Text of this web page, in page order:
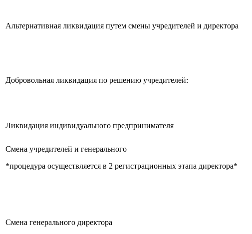
Альтернативная ликвидация путем смены учредителей и директора
Добровольная ликвидация по решению учредителей:
Ликвидация индивидуального предпринимателя
Смена учредителей и генерального
*процедура осуществляется в 2 регистрационных этапа директора*
Смена генерального директора